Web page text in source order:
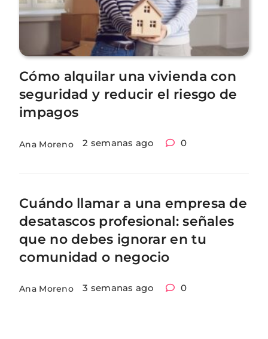
Cómo alquilar una vivienda con
seguridad y reducir el riesgo de
impagos
Ana Moreno 2 semanas ago 0
Cuándo llamar a una empresa de
desatascos profesional: señales
que no debes ignorar en tu
comunidad o negocio
Ana Moreno 3 semanas ago 0